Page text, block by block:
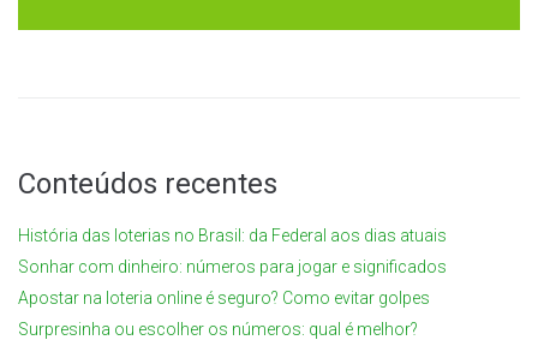
Conteúdos recentes
História das loterias no Brasil: da Federal aos dias atuais
Sonhar com dinheiro: números para jogar e significados
Apostar na loteria online é seguro? Como evitar golpes
Surpresinha ou escolher os números: qual é melhor?